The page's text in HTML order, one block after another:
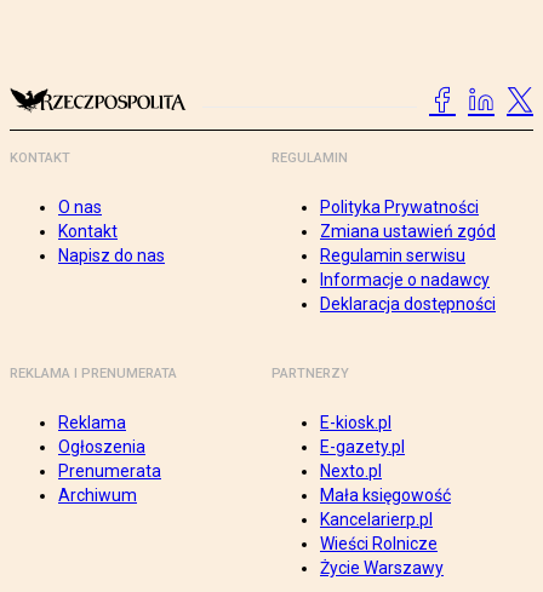
KONTAKT
O nas
Kontakt
Napisz do nas
REGULAMIN
Polityka Prywatności
Zmiana ustawień zgód
Regulamin serwisu
Informacje o nadawcy
Deklaracja dostępności
REKLAMA I PRENUMERATA
Reklama
Ogłoszenia
Prenumerata
Archiwum
PARTNERZY
E-kiosk.pl
E-gazety.pl
Nexto.pl
Mała księgowość
Kancelarierp.pl
Wieści Rolnicze
Życie Warszawy